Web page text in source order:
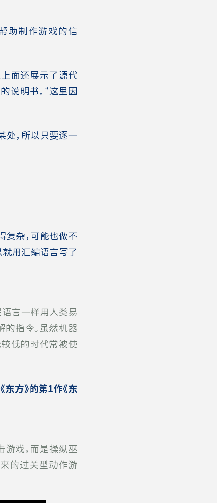
助制作游戏的信
面还展示了源代
说明书，“这里因
处，所以只要逐一
杂，可能也做不
就用汇编语言写了
言一样用人类易
的指令。虽然机器
低的时代常被使
方》的第1作《东
游戏，而是操纵巫
的过关型动作游